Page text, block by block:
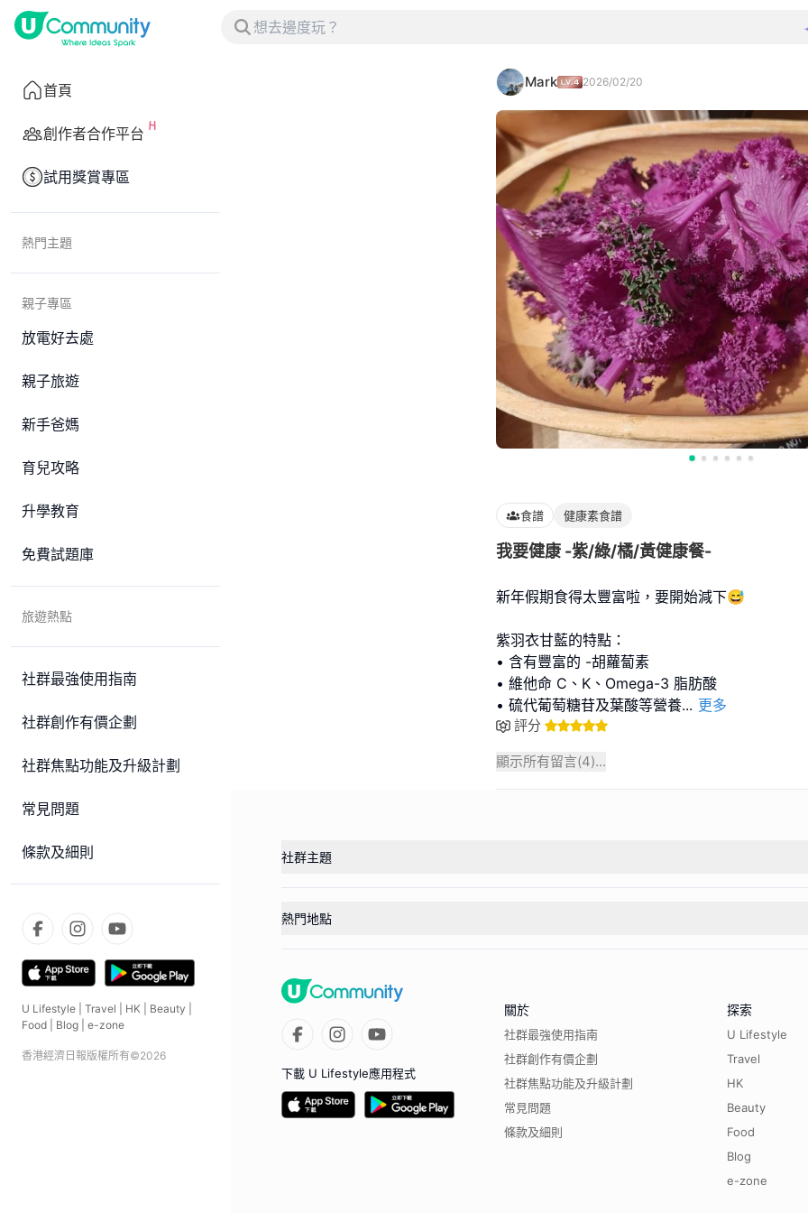
首頁
創作者合作平台
試用獎賞專區
熱門主題
親子專區
放電好去處
親子旅遊
新手爸媽
育兒攻略
升學教育
免費試題庫
旅遊熱點
社群最強使用指南
社群創作有價企劃
社群焦點功能及升級計劃
常見問題
條款及細則
U Lifestyle Travel HK Beauty
Food
Blog e-zone
香港經濟日報版權所有©2026
Mark 2026/02/20
食譜 健康素食譜
我要健康 -紫/綠/橘/黃健康餐-
新年假期食得太豐富啦，要開始減下😅
紫羽衣甘藍的特點：
• 含有豐富的 -胡蘿蔔素
• 維他命 C、K、Omega-3 脂肪酸
• 硫代葡萄糖苷及葉酸等營養... 更多
評分
顯示所有留言(4)...
社群主題
熱門地點
下載 U Lifestyle應用程式
關於
社群最強使用指南
社群創作有價企劃
社群焦點功能及升級計劃
常見問題
條款及細則
探索
U Lifestyle
Travel
HK
Beauty
Food
Blog
e-zone